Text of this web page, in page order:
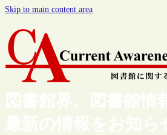
Skip to main content area
図書館界、図書館情
最新の情報をお知ら